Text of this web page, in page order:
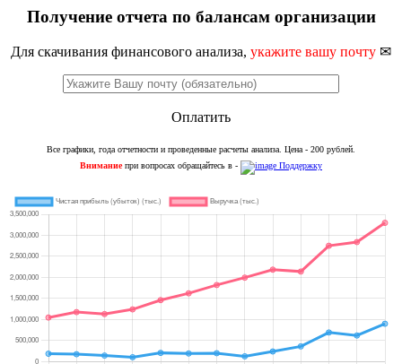
Получение отчета по балансам организации
Для скачивания финансового анализа, укажите вашу почту ✉
Оплатить
Все графики, года отчетности и проведенные расчеты анализа. Цена - 200 рублей.
Внимание при вопросах обращайтесь в - Поддержку